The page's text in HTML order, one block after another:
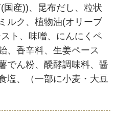
国産))、昆布だし、粒状
ルク、植物油(オリーブ
ト、味噌、にんにくペ
、香辛料、生姜ペース
でん粉、醗酵調味料、醤
塩、（一部に小麦・大豆